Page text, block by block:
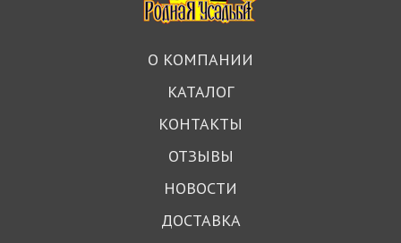
О КОМПАНИИ
КАТАЛОГ
КОНТАКТЫ
ОТЗЫВЫ
НОВОСТИ
ДОСТАВКА